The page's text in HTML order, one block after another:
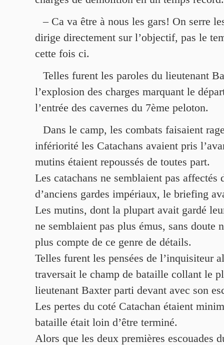
– Ca va être à nous les gars! On serre
dirige directement sur l’objectif, pas le
cette fois ci.
Telles furent les paroles du lieutenant
l’explosion des charges marquant le
l’entrée des cavernes du 7ème peloton.
Dans le camp, les combats faisaient
infériorité les Catachans avaient pris
mutins étaient repoussés de toutes part.
Les catachans ne semblaient pas affectés
d’anciens gardes impériaux, le briefing
Les mutins, dont la plupart avait gardé
ne semblaient pas plus émus, sans doute
plus compte de ce genre de détails.
Telles furent les pensées de l’inquisiteur
traversait le champ de bataille collant le
lieutenant Baxter parti devant avec son
Les pertes du coté Catachan étaient
bataille était loin d’être terminé.
Alors que les deux premières escouades